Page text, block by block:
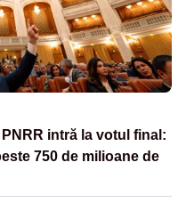
intră la votul final:
750 de milioane de